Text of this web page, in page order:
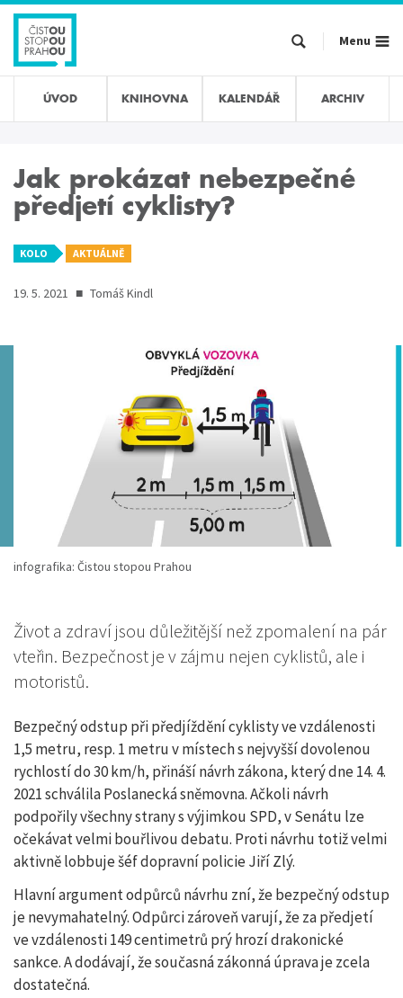
Přejít
hlavnímu
obsahu
Menu
ÚVOD KNIHOVNA KALENDÁŘ ARCHIV
Jak prokázat nebezpečné
předjetí cyklisty?
KOLO AKTUÁLNĚ
19. 5. 2021 ■ Tomáš Kindl
infografika: Čistou stopou Prahou
Život a zdraví jsou důležitější než zpomalení na pár
vteřin. Bezpečnost je v zájmu nejen cyklistů, ale i
motoristů.
Bezpečný odstup při předjíždění cyklisty ve vzdálenosti
1,5 metru, resp. 1 metru v místech s nejvyšší dovolenou
rychlostí do 30 km/h, přináší návrh zákona, který dne 14. 4.
2021 schválila Poslanecká sněmovna. Ačkoli návrh
podpořily všechny strany s výjimkou SPD, v Senátu lze
očekávat velmi bouřlivou debatu. Proti návrhu totiž velmi
aktivně lobbuje šéf dopravní policie Jiří Zlý.
Hlavní argument odpůrců návrhu zní, že bezpečný odstup
je nevymahatelný. Odpůrci zároveň varují, že za předjetí
ve vzdálenosti 149 centimetrů prý hrozí drakonické
sankce. A dodávají, že současná zákonná úprava je zcela
dostatečná.